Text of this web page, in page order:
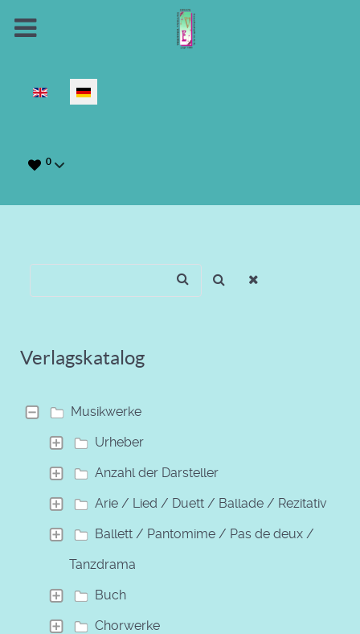
Sprache auswählen
0
Verlagskatalog
Musikwerke
Urheber
Anzahl der Darsteller
Arie / Lied / Duett / Ballade / Rezitativ
Ballett / Pantomime / Pas de deux /
Tanzdrama
Buch
Chorwerke